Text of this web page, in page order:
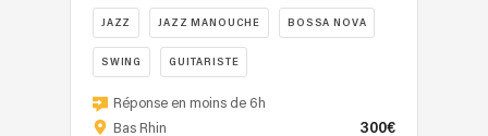
du
monde.
Un
idéal
pour
chaleureuses
et
adaptées
vos
JAZZ JAZZ MANOUCHE BOSSA NOVA
SWING GUITARISTE
4
musiciens
Réponse en moins de 6h
Bas Rhin
300€